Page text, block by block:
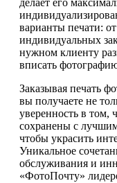
делает его
варианты печати:
индивидуальных
нужном клиенту
вписать
Заказывая печать
вы получаете не
уверенность в том,
сохранены с
чтобы украсить
Уникальное
обслуживания и
«ФотоПочту»